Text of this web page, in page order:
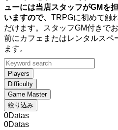
ューには当店スタッフがGMを
いますので、 TRPGに初めて触
だけます。スタッフGM付きで
前にカフェまたはレンタルスペ
ます。
Players
Difficulty
Game Master
絞り込み
0Datas
0Datas